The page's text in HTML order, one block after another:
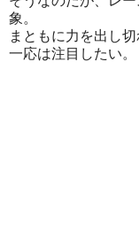
象。
まともに力を出し
一応は注目したい。